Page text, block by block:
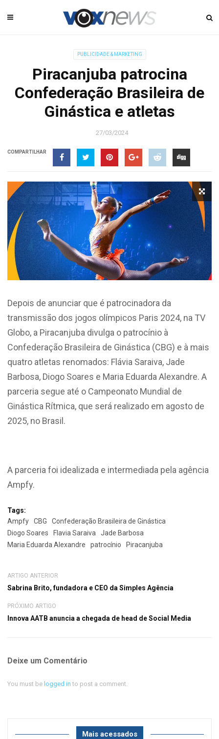
PUBLICIDADE & MARKETING
Piracanjuba patrocina
Confederação Brasileira de
Ginástica e atletas
27/03/2024
COMPARTILHAR
Depois de anunciar que é patrocinadora da
transmissão dos jogos olímpicos Paris 2024, na TV
Globo, a Piracanjuba divulga o patrocínio à
Confederação Brasileira de Ginástica (CBG) e à mais
quatro atletas renomados: Flávia Saraiva, Jade
Barbosa, Diogo Soares e Maria Eduarda Alexandre. A
parceria segue até o Campeonato Mundial de
Ginástica Rítmica, que será realizado em agosto de
2025, no Brasil.
A parceria foi idealizada e intermediada pela agência
Ampfy.
Tags:
Ampfy
CBG
Confederação Brasileira de Ginástica
Diogo Soares
Flavia Saraiva
Jade Barbosa
Maria Eduarda Alexandre
patrocínio Piracanjuba
ARTIGO ANTERIOR
Sabrina Brito, fundadora e CEO da Simples Agência
PRÓXIMO ARTIGO
Innova AATB anuncia a chegada de head de Social Media
Deixe um Comentário
You must be logged in to post a comment.
Mais acessados